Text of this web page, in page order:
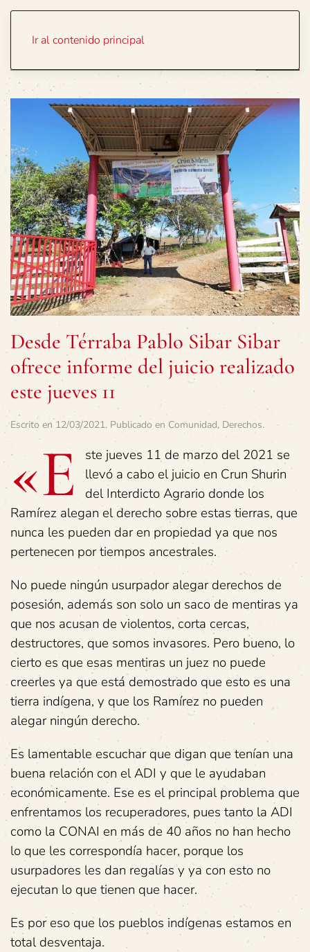
Ir al contenido principal
Desde Térraba Pablo Sibar Sibar
ofrece informe del juicio realizado
este jueves 11
Escrito en 12/03/2021. Publicado en Comunidad, Derechos.
«E
ste jueves 11 de marzo del 2021 se
llevó a cabo el juicio en Crun Shurin
del Interdicto Agrario donde los
Ramírez alegan el derecho sobre estas tierras, que
nunca les pueden dar en propiedad ya que nos
pertenecen por tiempos ancestrales.
No puede ningún usurpador alegar derechos de
posesión, además son solo un saco de mentiras ya
que nos acusan de violentos, corta cercas,
destructores, que somos invasores. Pero bueno, lo
cierto es que esas mentiras un juez no puede
creerles ya que está demostrado que esto es una
tierra indígena, y que los Ramírez no pueden
alegar ningún derecho.
Es lamentable escuchar que digan que tenían una
buena relación con el ADI y que le ayudaban
económicamente. Ese es el principal problema que
enfrentamos los recuperadores, pues tanto la ADI
como la CONAI en más de 40 años no han hecho
lo que les correspondía hacer, porque los
usurpadores les dan regalías y ya con esto no
ejecutan lo que tienen que hacer.
Es por eso que los pueblos indígenas estamos en
total desventaja.